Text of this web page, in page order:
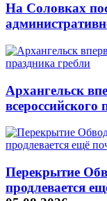
На Соловках
Архангельск
всероссийского
Перекрытие
продлевается